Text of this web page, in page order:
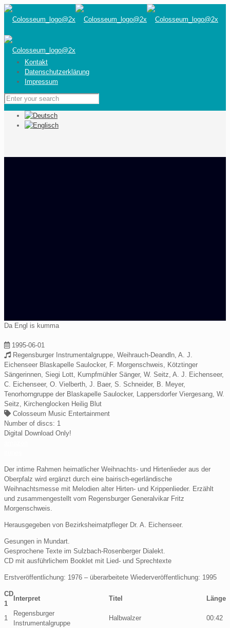
Kontakt
Datenschutzerklärung
Impressum
Da Engl is kumma
1995-06-01
Regensburger Instrumentalgruppe, Weihrauch-Deandln, A. J.
Eichenseer Blaskapelle Saulocker, F. Morgenschweis, Kötztinger
Sängerinnen, Siegi Lott, Kumpfmühler Sänger, W. Seitz, A. J. Eichenseer,
C. Eichenseer, O. Vielberth, J. Baer, S. Schneider, B. Meyer,
Tenorhorngruppe der Blaskapelle Saulocker, Lappersdorfer Viergesang, W.
Seitz, Kirchenglocken Heilig Blut
Colosseum Music Entertainment
Number of discs: 1
Digital Download Only!
Der intime Rahmen heimatlicher Weihnachts- und Hirtenlieder aus der
Oberpfalz wird ergänzt durch eine bairisch-egerländische
Weihnachtsmesse mit Melodien alter Hirten- und Krippenlieder. Erzählt
und zusammengestellt vom Regensburger Generalvikar Fritz
Morgenschweis.
Herausgegeben von Bezirksheimatpfleger Dr. A. Eichenseer.
Gesungen in Mundart.
Gesprochene Texte im Sulzbach-Rosenberger Dialekt.
CD mit ausführlichem Booklet mit Lied- und Sprechtexte
Erstveröffentlichung: 1976 – überarbeitete Wiederveröffentlichung: 1995
CD
1
Interpret Titel Länge
1
Regensburger
Instrumentalgruppe
Halbwalzer
00:42